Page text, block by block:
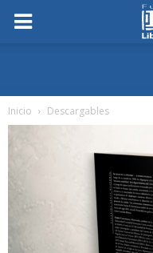
Inicio Descargables